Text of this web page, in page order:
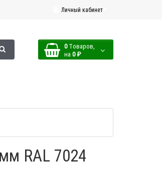
Личный кабинет
0 Tоваров,
на 0 ₽
RAL 7024